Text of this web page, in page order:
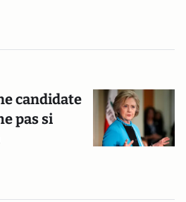
candidate
pas si